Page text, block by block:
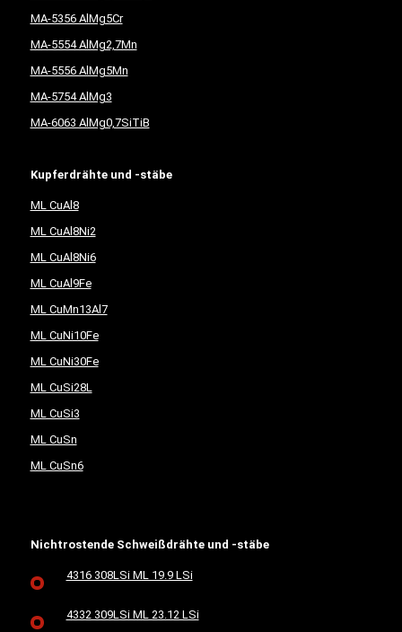
MA-5356 AlMg5Cr
MA-5554 AlMg2,7Mn
MA-5556 AlMg5Mn
MA-5754 AlMg3
MA-6063 AlMg0,7SiTiB
Kupferdrähte und -stäbe
ML CuAl8
ML CuAl8Ni2
ML CuAl8Ni6
ML CuAl9Fe
ML CuMn13Al7
ML CuNi10Fe
ML CuNi30Fe
ML CuSi28L
ML CuSi3
ML CuSn
ML CuSn6
Nichtrostende Schweißdrähte und -stäbe
4316 308LSi ML 19.9 LSi
4332 309LSi ML 23.12 LSi